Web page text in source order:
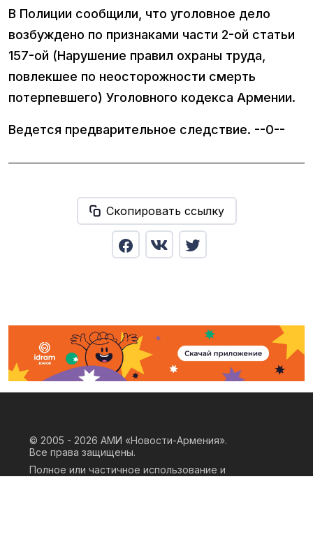
В Полиции сообщили, что уголовное дело
возбуждено по признаками части 2-ой статьи
157-ой (Нарушение правил охраны труда,
повлекшее по неосторожности смерть
потерпевшего) Уголовного кодекса Армении.
Ведется предварительное следствие. --0--
Скопировать ссылку
© 2005 - 2026 АМИ «Новости-Армения».
Все права защищены.
Полное или частичное использование и